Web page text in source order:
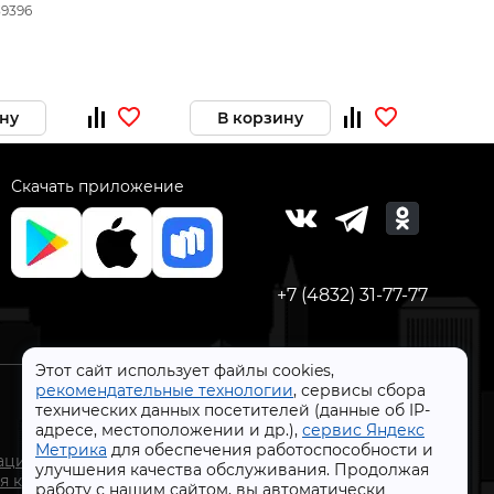
Этот сайт использует файлы cookies,
рекомендательные технологии, сервисы сбора
технических данных посетителей (данные об IP-
адресе, местоположении и др.), сервис Яндекс
Метрика для обеспечения работоспособности и
улучшения качества обслуживания. Продолжая
работу с нашим сайтом, вы автоматически
В корзину
Скачать приложение
+7 (4832) 31-77-77
к
СтройлоН 1998-2026 г.
Публичная оферта